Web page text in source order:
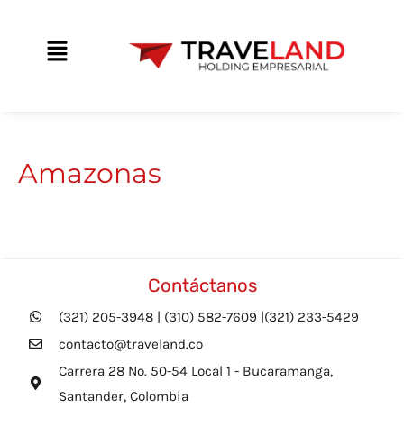
Main
Amazonas
Contáctanos
(321) 205-3948 | (310) 582-7609 |(321) 233-5429
contacto@traveland.co
Carrera 28 No. 50-54 Local 1 - Bucaramanga,
Santander, Colombia